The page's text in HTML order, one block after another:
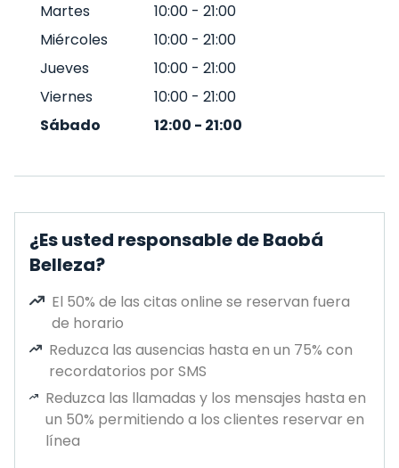
Martes
10:00 - 21:00
Miércoles
10:00 - 21:00
Jueves
10:00 - 21:00
Viernes
10:00 - 21:00
Sábado
12:00 - 21:00
¿Es usted responsable de Baobá
Belleza?
El 50% de las citas online se reservan fuera
de horario
Reduzca las ausencias hasta en un 75% con
recordatorios por SMS
Reduzca las llamadas y los mensajes hasta en
un 50% permitiendo a los clientes reservar en
línea